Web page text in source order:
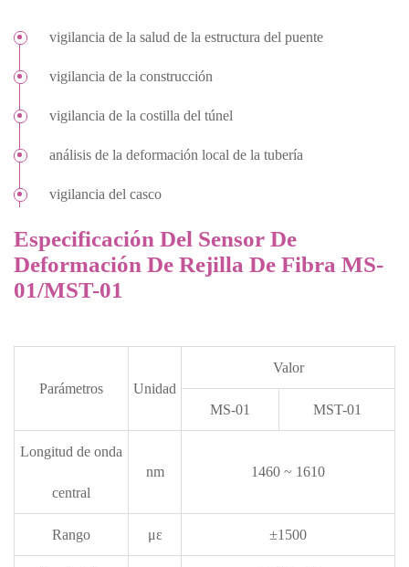
vigilancia de la salud de la estructura del puente
vigilancia de la construcción
vigilancia de la costilla del túnel
análisis de la deformación local de la tubería
vigilancia del casco
Especificación Del Sensor De
Deformación De Rejilla De Fibra MS-
01/MST-01
Parámetros Unidad
Valor
MS-01 MST-01
Longitud de onda
central
nm 1460 ~ 1610
Rango με ±1500